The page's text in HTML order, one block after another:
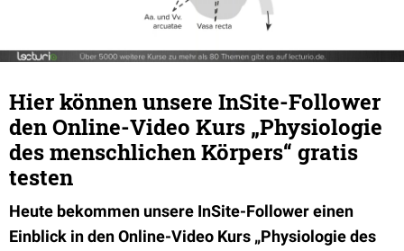
Hier können unsere InSite-Follower
den Online-Video Kurs „Physiologie
des menschlichen Körpers“ gratis
testen
Heute bekommen unsere InSite-Follower einen
Einblick in den Online-Video Kurs „Physiologie des